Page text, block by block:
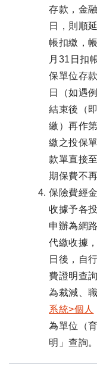
存款，金
日，則順
帳扣繳，
月31日扣
保單位存
日（如遇
結束後（
繳）再作
繳之投保
款單直接
期保費不
保險費經
收據予各
申辦為網
代繳收據
日後，自
費證明查
為裁減、
系統>個人
為單位（
明」查詢。